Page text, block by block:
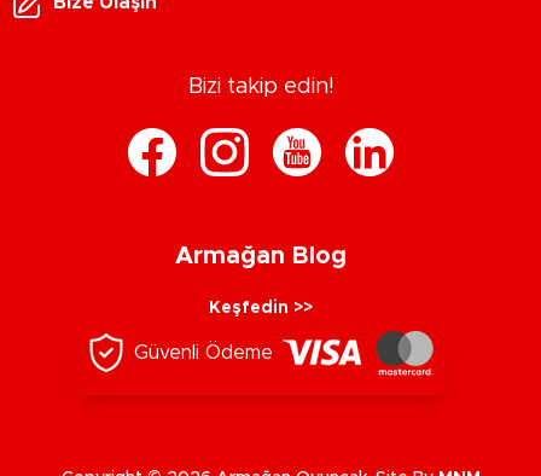
Bizi takip edin!
Armağan Blog
Keşfedin >>
Güvenli Ödeme